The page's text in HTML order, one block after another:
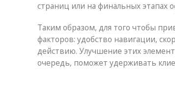
страниц или на финальных этапах
Таким образом, для того чтобы
факторов: удобство навигации,
действию. Улучшение этих
очередь, поможет удерживать